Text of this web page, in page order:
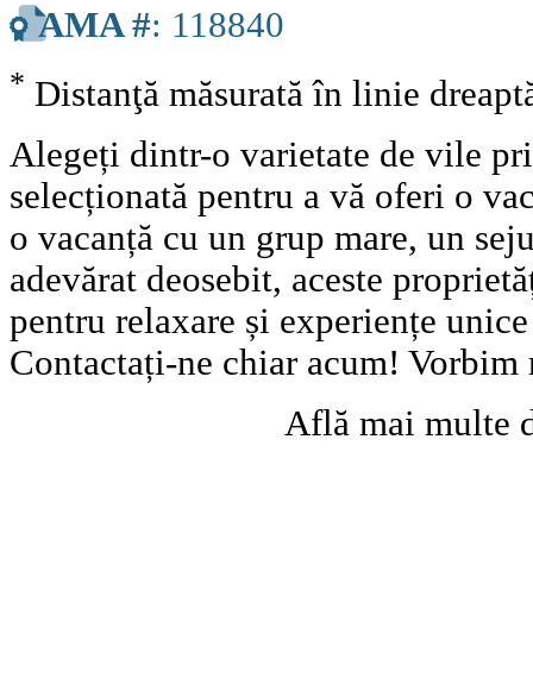
AMA #: 118840
* Distanţă măsurată în linie
Alegeți dintr-o varietate de vile
selecționată pentru a vă oferi o
o vacanță cu un grup mare, un
adevărat deosebit, aceste
pentru relaxare și experiențe
Contactați-ne chiar acum! Vorbim
Află mai multe